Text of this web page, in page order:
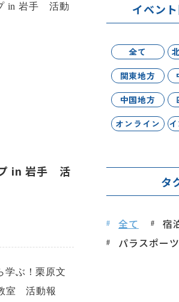
in 岩手 活
イベン
全て
関東地方
中国地方
オンライン
タ
全て 宿
パラスポーツ